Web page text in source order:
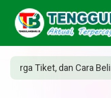
Jean Grey?